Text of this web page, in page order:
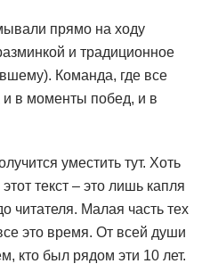
прямо на ходу
и традиционное
Команда, где все
и в моменты побед, и в
уместить тут. Хоть
текст – это лишь капля
читателя. Малая часть тех
это время. От всей души
кто был рядом эти 10 лет.